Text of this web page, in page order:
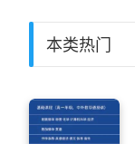
本类热门